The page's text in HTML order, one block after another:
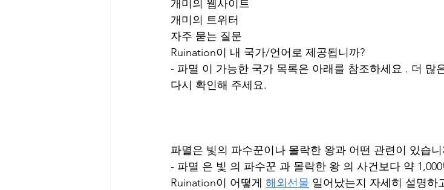
개미의 웹사이트
개미의 트위터
자주 묻는 질문
Ruination이 내 국가/언어로 제공됩니까?
- 파멸 이 가능한 국가 목록은 아래를 참조하세요 . 더 많
다시 확인해 주세요.
파멸은 빛의 파수꾼이나 몰락한 왕과 어떤 관련이 있습니
- 파멸 은 빛 의 파수꾼 과 몰락한 왕 의 사건보다 약
Ruination이 어떻게 해외선물 일어났는지 자세히 설명하